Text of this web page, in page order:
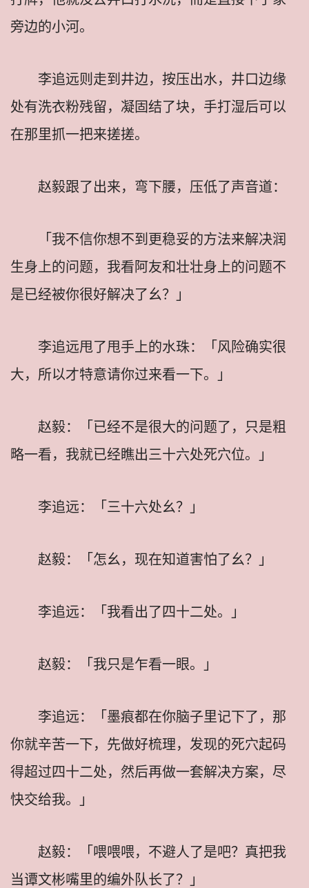
旁边的小河。
李追远则走到井边，按压出水，井口边缘
处有洗衣粉残留，凝固结了块，手打湿后可以
在那里抓一把来搓搓。
赵毅跟了出来，弯下腰，压低了声音道：
「我不信你想不到更稳妥的方法来解决润
生身上的问题，我看阿友和壮壮身上的问题不
是已经被你很好解决了幺？」
李追远甩了甩手上的水珠：「风险确实很
大，所以才特意请你过来看一下。」
赵毅：「已经不是很大的问题了，只是粗
略一看，我就已经瞧出三十六处死穴位。」
李追远：「三十六处幺？」
赵毅：「怎幺，现在知道害怕了幺？」
李追远：「我看出了四十二处。」
赵毅：「我只是乍看一眼。」
李追远：「墨痕都在你脑子里记下了，那
你就辛苦一下，先做好梳理，发现的死穴起码
得超过四十二处，然后再做一套解决方案，尽
快交给我。」
赵毅：「喂喂喂，不避人了是吧？真把我
当谭文彬嘴里的编外队长了？」